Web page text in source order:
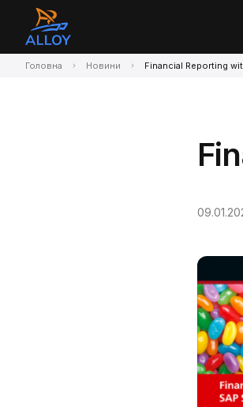
Головна Новини Financial Reporting